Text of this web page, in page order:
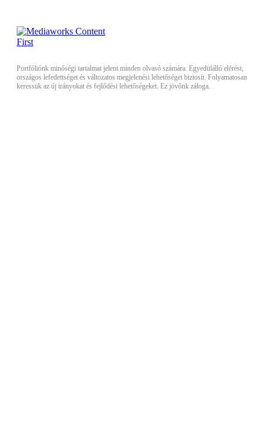
Portfóliónk minőségi tartalmat jelent minden olvasó számára. Egyedülálló elérést,
országos lefedettséget és változatos megjelenési lehetőséget biztosít. Folyamatosan
keressük az új irányokat és fejlődési lehetőségeket. Ez jövőnk záloga.